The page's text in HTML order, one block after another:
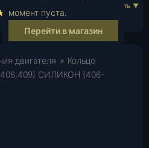
момент пуста.
Перейти в магазин
de***@gmail.com
двигателя » Кольцо
СИЛИКОН (406-